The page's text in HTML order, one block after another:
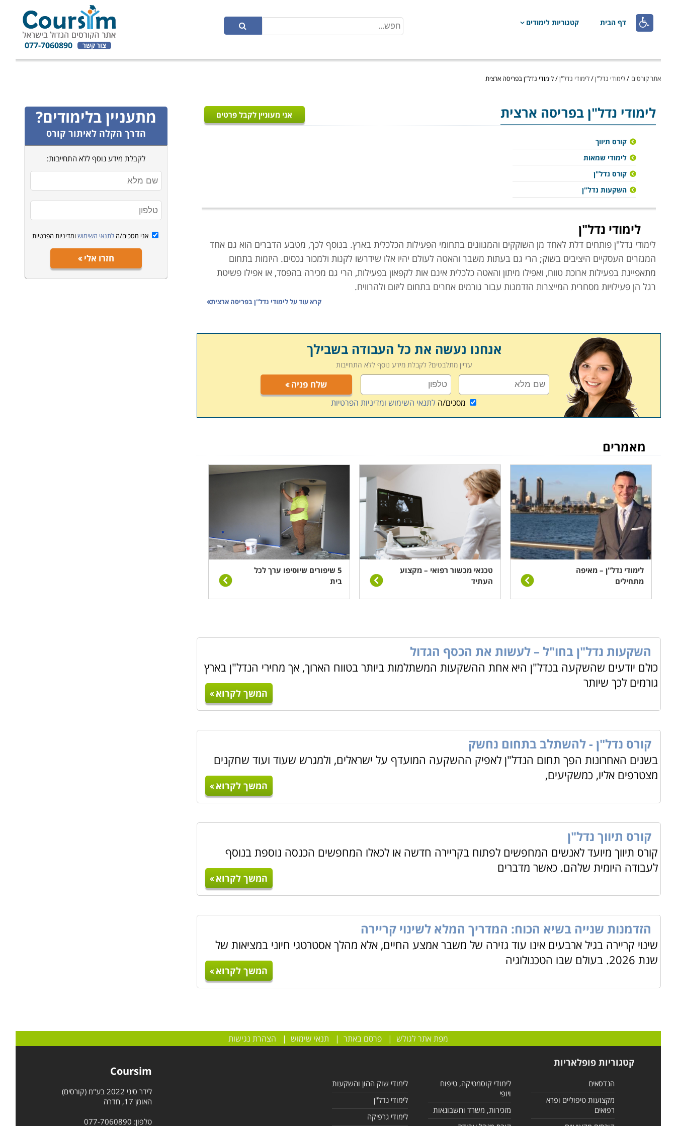
 דף הבית קטגוריות לימודים
צור קשר 077-7060890
אתר קורסים /לימודי נדל"ן/לימודי נדל"ן/לימודי נדל"ן בפריסה ארצית
לימודי נדל"ןבפריסה ארצית אני מעוניין לקבל פרטים
קורס תיווך
לימודי שמאות
קורס נדל"ן
השקעות נדל"ן
לימודי נדל"ן
לימודי נדל"ן פותחים דלת לאחד מן השוקקים והמגוונים בתחומי הפעילות הכלכלית בארץ. בנוסף לכך, מטבע הדברים הוא גם אחד
המגזרים העסקיים היציבים בשוק; הרי גם בעתות משבר והאטה לעולם יהיו אלו שידרשו לקנות ולמכור נכסים. היזמות בתחום
מתאפיינת בפעילות ארוכת טווח, ואפילו מיתון והאטה כלכלית אינם אות לקפאון בפעילות, הרי גם מכירה בהפסד, או אפילו פשיטת
רגל הן פעילויות מסחרית המייצרות הזדמנות עבור גורמים אחרים בתחום ליזום ולהרוויח.
ייעודיים למקצועות אלו, ואחרים הם מכללות ובתי ספר כלליים אשר מפעילים תכניות הכשרה בתחום.
ניתן לומר שמלבד תחומי ה
אשר מפוקחים באמצעות משרד המשפטים, ההסמכות בתחום הן למעשה
התמחויות שונות לבעלי הסמכות מקצועיות סמוכות, למשל התמחות במיסוי מקרקעין ליועצי מס, או התמחות ביזמות בענף שיכולה
לשרת נאמנה בעלי הכשרה עסקית קודמת.
קורס תיווך נדל"ן, או בהתמחויות הסבה המכוונות לבעלי הכשרות אחרות וכלליות (כמו למשל מנהל עסקים או ראיית חשבון)
בהתאמה, קטגוריה זו באתר קורסים מציעה מגוון רחב של לימודים בתחום, החל מסדנאות קצרות שנועדו לייעץ ולהשכיל זוגות
צעירים אשר עומדים בפני רכישת נכס, לימודים רחבי היקף שכוונתם להעניק הכשרה מלאה לעבודה בתחום, והתמחויות מקצועיות
פרטניות רבות לאלו שכבר עוסקים במקצוע או בתחומים משיקים, ומעוניינים במיקוד מקצועי לעיסוק בשלוחות השונות של מגזר
מקצועי זה, למשל שיווק ומכירה, יסודות המשפט או יזמות ו
בתחום.
תחום הנדל"ן מאפשר ליזמים ליצור רווחים גם בעתות משבר. למעשה מוסכמת יסוד היא שכדאי להיכנס אל הענף דווקא ברגעי
משבר. היתרון הגדול של הנדל"ן הוא שבמקרה הגרוע ביותר, הנכס נותר רכושכם, כך שלמעשה משקיעים לא ממונפים אינם יכולים
להפסיד.
בקטגוריה זו תוכלו למצוא מגוון רחב של מוסדות לימוד בכל הארץ, אשר מלמדים שפע של תחומים והתמחויות שונות בנושאי נדל"ן
מגוונים כמו השבחה, ניהול משא ומתן, ייעוץ ושיווק נדל"ן. מכללות ובתי ספר בתחום ניתן למצוא בכל מקום כמעט, ובעמודים הבאים
קרא עוד עללימודי נדל"ן בפריסה ארצית
אנחנו נעשה את כל העבודה בשבילך
עדיין מתלבטים? לקבלת מידע נוסף ללא התחייבות
שלח פניה
מסכים/הלתנאי השימוש ומדיניות הפרטיות
מאמרים
לימודי נדל"ן – מאיפה
מתחילים
טכנאי מכשור רפואי – מקצוע
העתיד
5 שיפורים שיוסיפו ערך לכל
בית
השקעות נדל"ן בחו"ל – לעשות את הכסף הגדול
כולם יודעים שהשקעה בנדל"ן היא אחת ההשקעות המשתלמות ביותר בטווח הארוך, אך מחירי הנדל"ן בארץ
גורמים לכך שיותר
המשך לקרוא
קורס נדל"ן - להשתלב בתחום נחשק
בשנים האחרונות הפך תחום הנדל"ן לאפיק ההשקעה המועדף על ישראלים, ולמגרש שעוד ועוד שחקנים
מצטרפים אליו, כמשקיעים,
המשך לקרוא
קורס תיווך נדל"ן
קורס תיווך מיועד לאנשים המחפשים לפתוח בקריירה חדשה או לכאלו המחפשים הכנסה נוספת בנוסף
לעבודה היומית שלהם. כאשר מדברים
המשך לקרוא
הזדמנות שנייה בשיא הכוח: המדריך המלא לשינוי קריירה
שינוי קריירה בגיל ארבעים אינו עוד גזירה של משבר אמצע החיים, אלא מהלך אסטרטגי חיוני במציאות של
שנת 2026. בעולם שבו הטכנולוגיה
המשך לקרוא
מתעניין בלימודים?
הדרך הקלה לאיתור קורס
לקבלת מידע נוסף ללא התחייבות:
אני מסכים/הלתנאי השימוש ומדיניות הפרטיות
חזרו אלי
מפת אתר לגולש |פרסם באתר | תנאי שימוש | הצהרת נגישות
קטגוריות פופלאריות
הנדסאים
מקצועות טיפוליים ופרא
רפואים
לימודי קוסמטיקה, טיפוח
ויופי
מזכירות, משרד וחשבונאות
לימודי שוק ההון והשקעות
לימודי נדל"ן
לימודי גרפיקה
Coursim
לידר סיני 2022 בע"מ (קורסים)
האומן 17, חדרה
טלפון: 077-7060890